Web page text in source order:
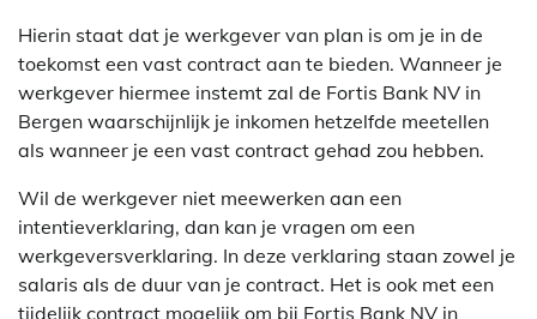
Hierin staat dat je werkgever van plan is om je in de
toekomst een vast contract aan te bieden. Wanneer je
werkgever hiermee instemt zal de Fortis Bank NV in
Bergen waarschijnlijk je inkomen hetzelfde meetellen
als wanneer je een vast contract gehad zou hebben.
Wil de werkgever niet meewerken aan een
intentieverklaring, dan kan je vragen om een
werkgeversverklaring. In deze verklaring staan zowel je
salaris als de duur van je contract. Het is ook met een
tijdelijk contract mogelijk om bij Fortis Bank NV in